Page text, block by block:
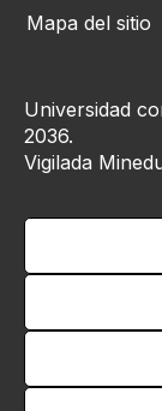
Mapa del sitio
Universidad
2036.
Vigilada